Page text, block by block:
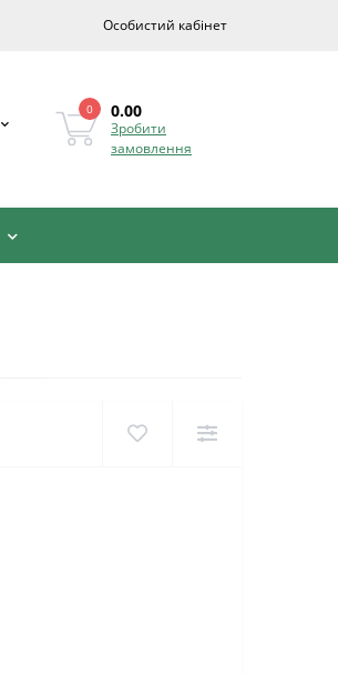
Особистий кабінет
0 0.00
Зробити
замовлення